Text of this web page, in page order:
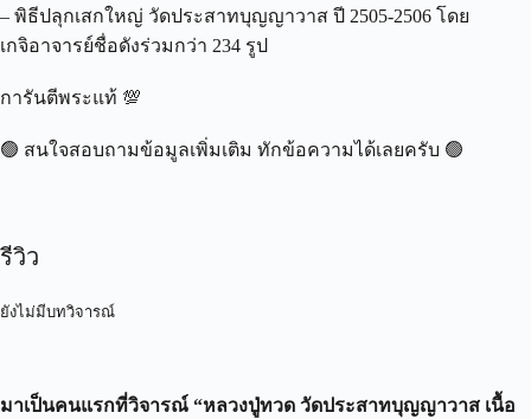
– พิธีปลุกเสกใหญ่ วัดประสาทบุญญาวาส ปี 2505-2506 โดย
เกจิอาจารย์ชื่อดังร่วมกว่า 234 รูป
การันตีพระแท้ 💯
🟢 สนใจสอบถามข้อมูลเพิ่มเติม ทักข้อความได้เลยครับ 🟢
รีวิว
ยังไม่มีบทวิจารณ์
มาเป็นคนแรกที่วิจารณ์ “หลวงปู่ทวด วัดประสาทบุญญาวาส เนื้อ